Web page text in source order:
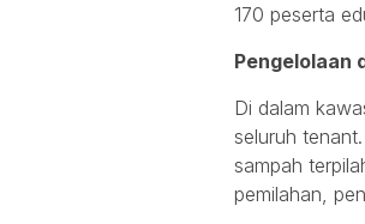
170 peserta
Pengelolaan
Di dalam
seluruh
sampah
pemilahan,